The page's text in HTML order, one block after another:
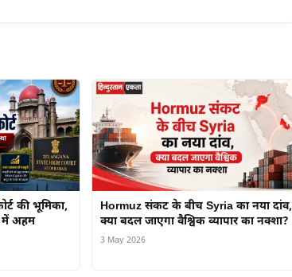
की भूमिका,
में अहम
Hormuz संकट के बीच Syria का नया दांव,
क्या बदल जाएगा वैश्विक व्यापार का नक्शा?
3 May 2026